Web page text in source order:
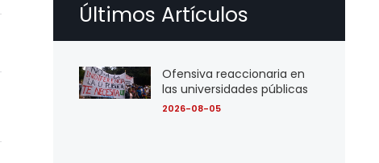
Últimos Artículos
Ofensiva reaccionaria en
las universidades públicas
2026-08-05